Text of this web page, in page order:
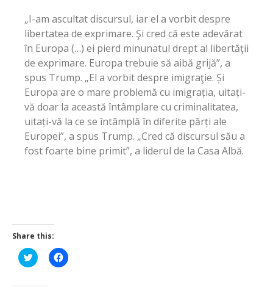
„I-am ascultat discursul, iar el a vorbit despre
libertatea de exprimare. Şi cred că este adevărat
în Europa (…) ei pierd minunatul drept al libertăţii
de exprimare. Europa trebuie să aibă grijă”, a
spus Trump. „El a vorbit despre imigraţie. Și
Europa are o mare problemă cu imigrația, uitați-
vă doar la această întâmplare cu criminalitatea,
uitați-vă la ce se întâmplă în diferite părți ale
Europei”, a spus Trump. „Cred că discursul său a
fost foarte bine primit”, a liderul de la Casa Albă.
Share this:
Click
to
Twitter
Click
to